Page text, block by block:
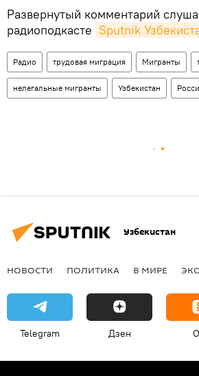
Развернутый комментарий
радиоподкасте Sputnik
Радио трудовая миграция Мигранты
нелегальные мигранты Узбекистан
Узбекистан
НОВОСТИ ПОЛИТИКА В МИРЕ
Telegram Дзен